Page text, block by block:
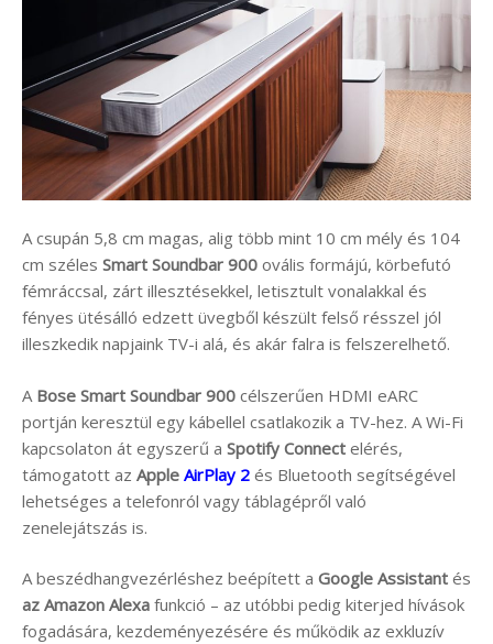
A csupán 5,8 cm magas, alig több mint 10 cm mély és 104
cm széles Smart Soundbar 900 ovális formájú, körbefutó
fémráccsal, zárt illesztésekkel, letisztult vonalakkal és
fényes ütésálló edzett üvegből készült felső résszel jól
illeszkedik napjaink TV-i alá, és akár falra is felszerelhető.
A Bose Smart Soundbar 900 célszerűen HDMI eARC
portján keresztül egy kábellel csatlakozik a TV-hez. A Wi-Fi
kapcsolaton át egyszerű a Spotify Connect elérés,
támogatott az Apple AirPlay 2 és Bluetooth segítségével
lehetséges a telefonról vagy táblagépről való
zenelejátszás is.
A beszédhangvezérléshez beépített a Google Assistant és
az Amazon Alexa funkció – az utóbbi pedig kiterjed hívások
fogadására, kezdeményezésére és működik az exkluzív